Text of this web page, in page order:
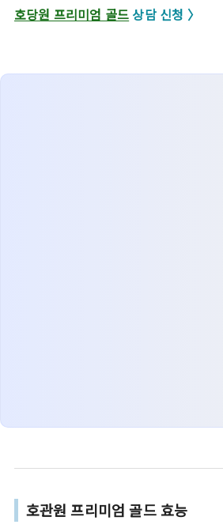
호당원 프리미엄 골드 상담 신청 〉
호관원 프리미엄 골드 효능